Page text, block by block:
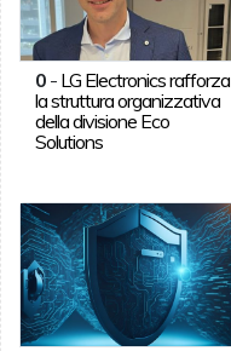
0- LG Electronics rafforza
la struttura organizzativa
della divisione Eco
Solutions